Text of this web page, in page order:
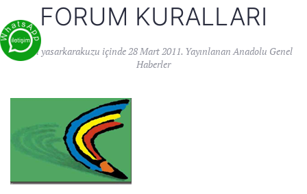
FORUM KURALLARI
Yazanyasarkarakuzu içinde 28 Mart 2011. Yayınlanan Anadolu Genel
Haberler